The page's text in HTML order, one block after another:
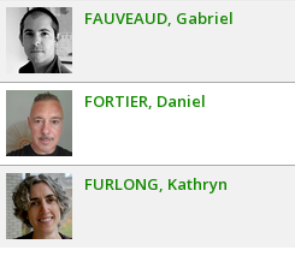
FAUVEAUD Gabriel
FORTIER Daniel
FURLONG Kathryn